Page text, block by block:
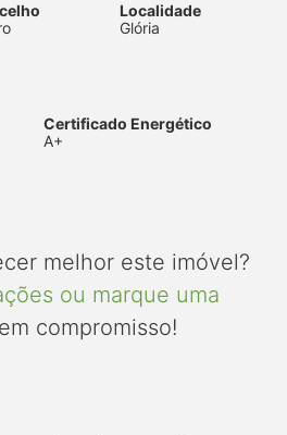
Localidade
Glória
Certificado Energético
A+
melhor este imóvel?
ou marque uma
compromisso!